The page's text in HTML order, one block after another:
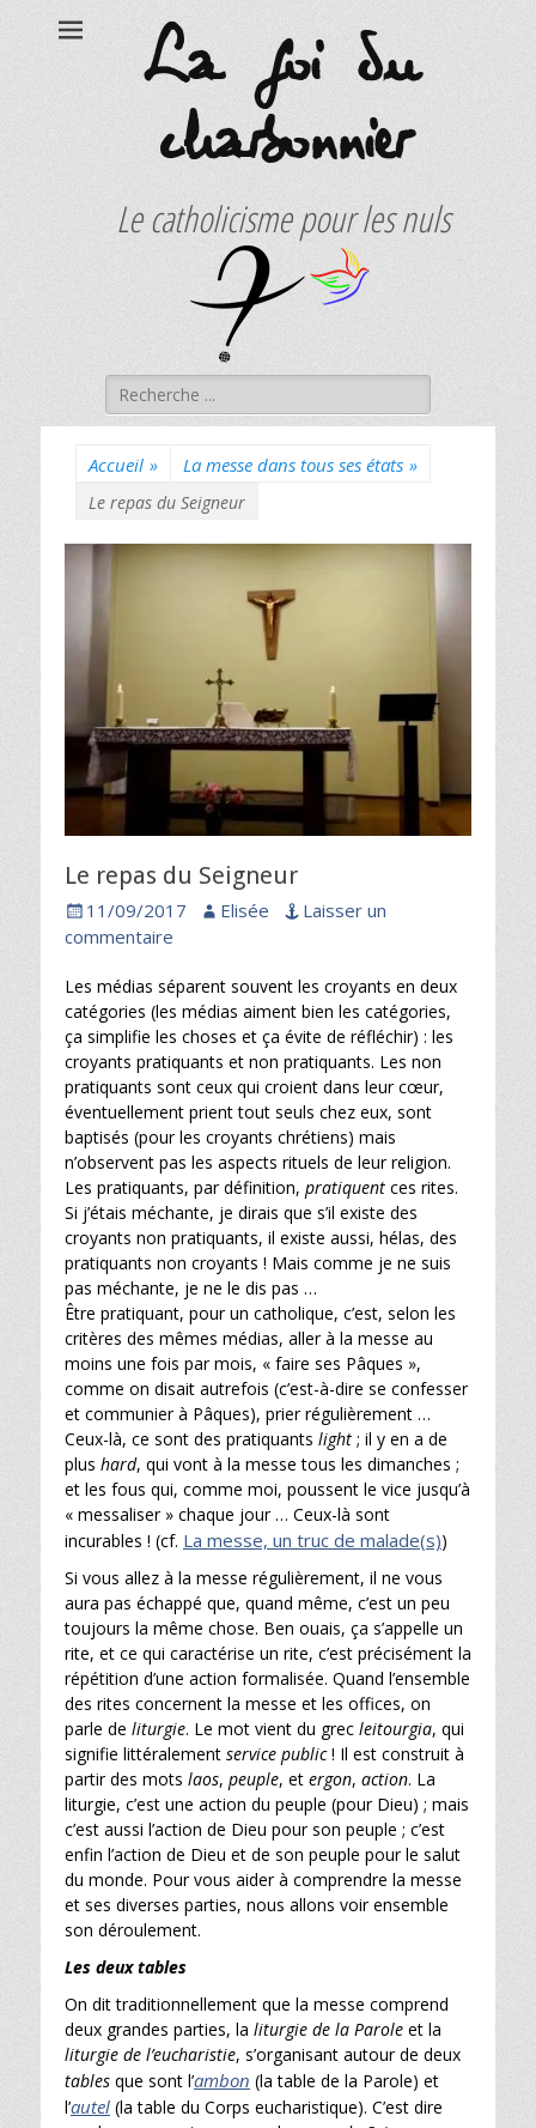
La foi du
charbonnier
Le catholicisme pour les nuls
Rechercher :
Accueil » La messe dans tous ses états »
Le repas du Seigneur
Le repas du Seigneur
Posted11/09/2017 Author
Elisée
Laisser un
commentaire
Les médias séparent souvent les croyants en deux
catégories (les médias aiment bien les catégories,
ça simplifie les choses et ça évite de réfléchir) : les
croyants pratiquants et non pratiquants. Les non
pratiquants sont ceux qui croient dans leur cœur,
éventuellement prient tout seuls chez eux, sont
baptisés (pour les croyants chrétiens) mais
n’observent pas les aspects rituels de leur religion.
Les pratiquants, par définition, pratiquent ces rites.
Si j’étais méchante, je dirais que s’il existe des
croyants non pratiquants, il existe aussi, hélas, des
pratiquants non croyants ! Mais comme je ne suis
pas méchante, je ne le dis pas …
Être pratiquant, pour un catholique, c’est, selon les
critères des mêmes médias, aller à la messe au
moins une fois par mois, « faire ses Pâques »,
comme on disait autrefois (c’est-à-dire se confesser
et communier à Pâques), prier régulièrement …
Ceux-là, ce sont des pratiquants light ; il y en a de
plus hard, qui vont à la messe tous les dimanches ;
et les fous qui, comme moi, poussent le vice jusqu’à
« messaliser » chaque jour … Ceux-là sont
incurables ! (cf. La messe, un truc de malade(s))
Si vous allez à la messe régulièrement, il ne vous
aura pas échappé que, quand même, c’est un peu
toujours la même chose. Ben ouais, ça s’appelle un
rite, et ce qui caractérise un rite, c’est précisément la
répétition d’une action formalisée. Quand l’ensemble
des rites concernent la messe et les offices, on
parle de liturgie. Le mot vient du grec leitourgia, qui
signifie littéralement service public! Il est construit à
partir des mots laos, peuple, et ergon, action. La
liturgie, c’est une action du peuple (pour Dieu) ; mais
c’est aussi l’action de Dieu pour son peuple ; c’est
enfin l’action de Dieu et de son peuple pour le salut
du monde. Pour vous aider à comprendre la messe
et ses diverses parties, nous allons voir ensemble
son déroulement.
Les deux tables
On dit traditionnellement que la messe comprend
deux grandes parties, la liturgie de la Parole et la
liturgie de l’eucharistie, s’organisant autour de deux
tables que sont l’ambon (la table de la Parole) et
l’autel (la table du Corps eucharistique). C’est dire